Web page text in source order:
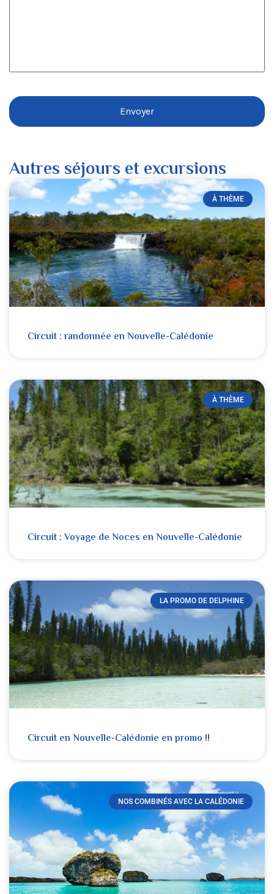
Autres séjours et excursions
À THÈME
Circuit : randonnée en Nouvelle-Calédonie
À THÈME
Circuit : Voyage de Noces en Nouvelle-Calédonie
LA PROMO DE DELPHINE
Circuit en Nouvelle-Calédonie en promo !!
NOS COMBINÉS AVEC LA CALÉDONIE